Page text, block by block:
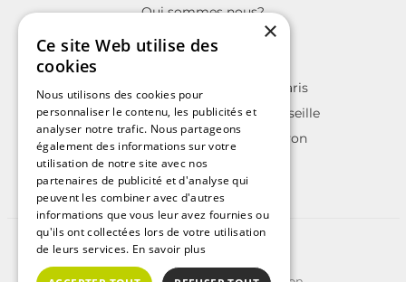
Qui sommes nous?
La charte Interkab
Annonces immobilières sur Paris
Annonces immobilières sur Marseille
Annonces immobilières sur Lyon
©2025 | Tous droits réservés
Plan du site
×
Ce site Web utilise des
cookies
Nous utilisons des cookies pour
personnaliser le contenu, les publicités et
analyser notre trafic. Nous partageons
également des informations sur votre
utilisation de notre site avec nos
partenaires de publicité et d'analyse qui
peuvent les combiner avec d'autres
informations que vous leur avez fournies ou
qu'ils ont collectées lors de votre utilisation
de leurs services. En savoir plus